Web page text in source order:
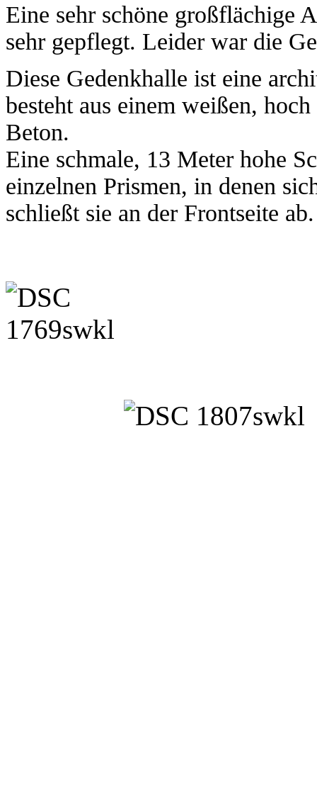
Eine sehr schöne großflächige
sehr gepflegt. Leider war die
Diese Gedenkhalle ist eine
besteht aus einem weißen,
Beton.
Eine schmale, 13 Meter hohe
einzelnen Prismen, in denen
schließt sie an der Frontseite ab.